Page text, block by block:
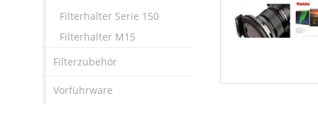
Filterhalter Serie 150
Filterhalter M15
Filterzubehör
Vorführware